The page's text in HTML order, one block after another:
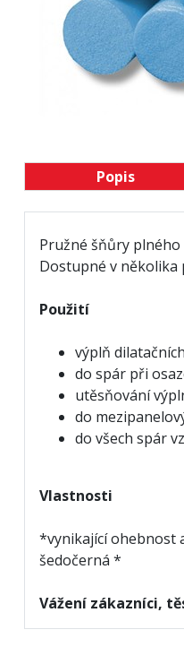
Popis
Pružné šňůry
Dostupné v několika
Použití
výplň
do spár při
utěsňování
do
do všech spár
Vlastnosti
*vynikající ohebnost
šedočerná *
Vážení zákazníci,